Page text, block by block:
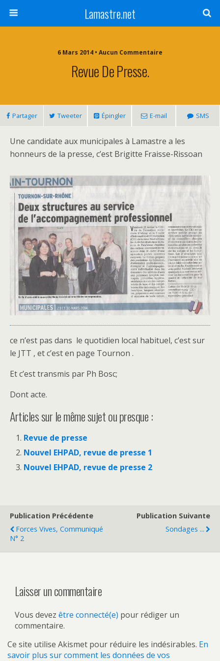
Lamastre.net
6 Mars 2014 • Aucun Commentaire
Revue De Presse.
Partager Tweeter Épingler E-mail SMS
Une candidate aux municipales à Lamastre a les
honneurs de la presse, c’est Brigitte Fraisse-Rissoan
ce n’est pas dans le quotidien local habituel, c’est sur
le JTT , et c’est en page Tournon .
Et c’est transmis par Ph Bosc;
Dont acte.
Articles sur le même sujet ou presque :
Revue de presse
Nouvel EHPAD, revue de presse 1
Nouvel EHPAD, revue de presse 2
Publication Précédente
Forces Vives, Communiqué
N° 2
Publication Suivante
Sondages ...
Laisser un commentaire
Vous devez être connecté(e) pour rédiger un
commentaire.
Ce site utilise Akismet pour réduire les indésirables. En
savoir plus sur comment les données de vos